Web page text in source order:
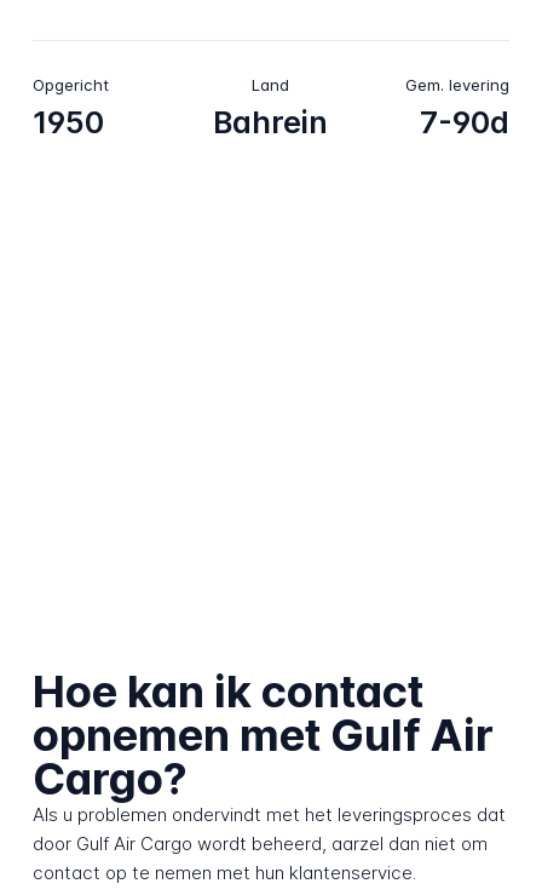
Opgericht
1950
Land
Bahrein
Gem. levering
7-90d
Hoe kan ik contact
opnemen met Gulf Air
Cargo?
Als u problemen ondervindt met het leveringsproces dat
door Gulf Air Cargo wordt beheerd, aarzel dan niet om
contact op te nemen met hun klantenservice.